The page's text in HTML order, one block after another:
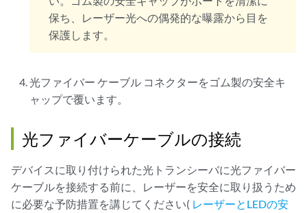
保ち、レーザー光への偶発的な曝露から目を
保護します。
光ファイバー ケーブル コネクターをゴム製の安全キ
ャップで覆います。
光ファイバーケーブルの接続
デバイスに取り付けられた光トランシーバに光ファイバー
ケーブルを接続する前に、レーザーを安全に取り扱うため
に必要な予防措置を講じてください( レーザーとLEDの安